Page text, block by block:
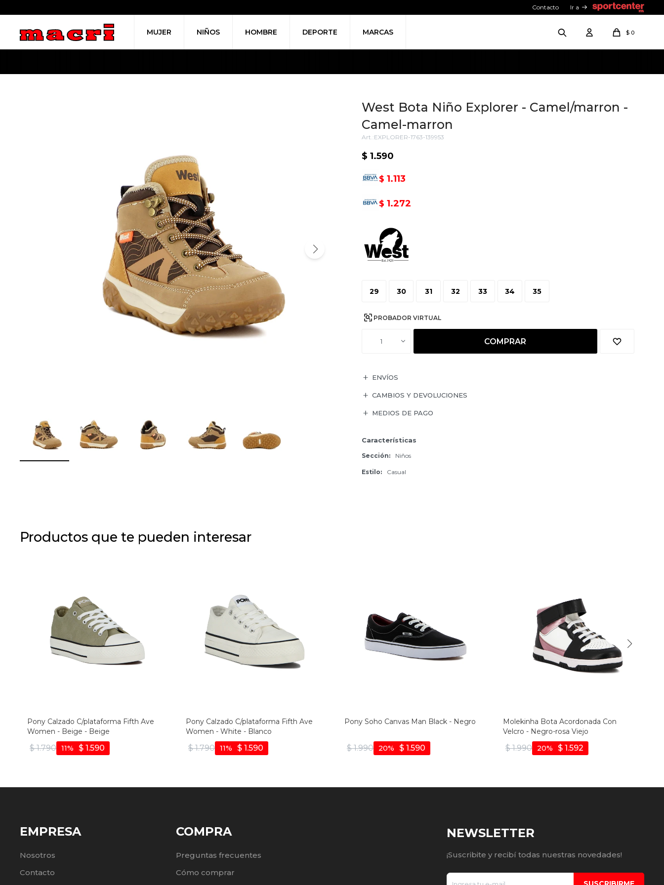
MUJER NIÑOS HOMBRE DEPORTE MARCAS $ 0
Contacto Ir a
West Bota Niño Explorer - Camel/marron -
Camel-marron
EXPLORER-1763-139953
$ 1.590
$ 1.113
$ 1.272
29 30 31 32 33 34 35
PROBADOR VIRTUAL
1 COMPRAR
ENVÍOS
CAMBIOS Y DEVOLUCIONES
MEDIOS DE PAGO
Características
Sección Niños
Estilo Casual
Productos que te pueden interesar
Pony Calzado C/plataforma Fifth Ave
Women - Beige - Beige
$ 1.790 $ 1.590
11
Pony Calzado C/plataforma Fifth Ave
Women - White - Blanco
$ 1.790 $ 1.590
11
Pony Soho Canvas Man Black - Negro
$ 1.990 $ 1.590
20
Molekinha Bota Acordonada Con
Velcro - Negro-rosa Viejo
$ 1.990 $ 1.592
20
EMPRESA
Nosotros
Contacto
COMPRA
Preguntas frecuentes
Cómo comprar
NEWSLETTER
¡Suscribite y recibí todas nuestras novedades!